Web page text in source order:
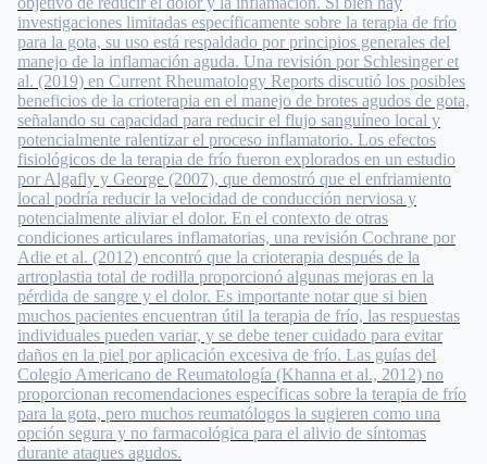
investigaciones limitadas específicamente sobre la terapia de frío
para la gota, su uso está respaldado por principios generales del
manejo de la inflamación aguda. Una revisión por Schlesinger et
al. (2019) en Current Rheumatology Reports discutió los posibles
beneficios de la crioterapia en el manejo de brotes agudos de gota,
señalando su capacidad para reducir el flujo sanguíneo local y
potencialmente ralentizar el proceso inflamatorio. Los efectos
fisiológicos de la terapia de frío fueron explorados en un estudio
por Algafly y George (2007), que demostró que el enfriamiento
local podría reducir la velocidad de conducción nerviosa y
potencialmente aliviar el dolor. En el contexto de otras
condiciones articulares inflamatorias, una revisión Cochrane por
Adie et al. (2012) encontró que la crioterapia después de la
artroplastia total de rodilla proporcionó algunas mejoras en la
pérdida de sangre y el dolor. Es importante notar que si bien
muchos pacientes encuentran útil la terapia de frío, las respuestas
individuales pueden variar, y se debe tener cuidado para evitar
daños en la piel por aplicación excesiva de frío. Las guías del
Colegio Americano de Reumatología (Khanna et al., 2012) no
proporcionan recomendaciones específicas sobre la terapia de frío
para la gota, pero muchos reumatólogos la sugieren como una
opción segura y no farmacológica para el alivio de síntomas
durante ataques agudos.